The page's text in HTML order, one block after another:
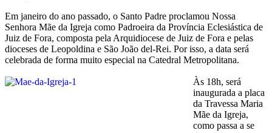
Em janeiro do ano passado, o Santo Padre proclamou Nossa
Senhora Mãe da Igreja como Padroeira da Província Eclesiástica de
Juiz de Fora, composta pela Arquidiocese de Juiz de Fora e pelas
dioceses de Leopoldina e São João del-Rei. Por isso, a data será
celebrada de forma muito especial na Catedral Metropolitana.
Às 18h, será
inaugurada a placa
da Travessa Maria
Mãe da Igreja,
como passa a se